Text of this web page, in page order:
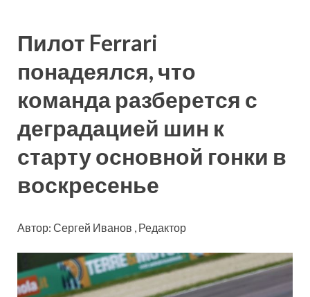
Пилот Ferrari
понадеялся, что
команда разберется с
деградацией шин к
старту основной гонки в
воскресенье
Автор: Сергей Иванов , Редактор